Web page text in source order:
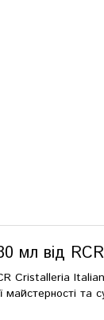
мл від
Cristalleria
майстерності та